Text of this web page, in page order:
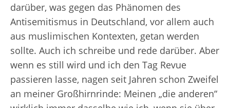
darüber, was gegen das Phänomen des
Antisemitismus in Deutschland, vor allem auch
aus muslimischen Kontexten, getan werden
sollte. Auch ich schreibe und rede darüber. Aber
wenn es still wird und ich den Tag Revue
passieren lasse, nagen seit Jahren schon Zweifel
an meiner Großhirnrinde: Meinen „die anderen“